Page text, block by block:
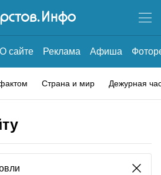
О сайте Реклама Афиша
Страна и мир Дежурная